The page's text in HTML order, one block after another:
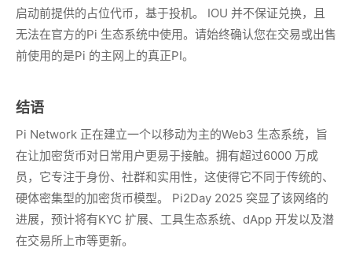
启动前提供的占位代币，基于投机。 IOU 并不保证兑换，且
无法在官方的Pi 生态系统中使用。请始终确认您在交易或出售
前使用的是Pi 的主网上的真正PI。
结语
Pi Network 正在建立一个以移动为主的Web3 生态系统，旨
在让加密货币对日常用户更易于接触。拥有超过6000 万成
员，它专注于身份、社群和实用性，这使得它不同于传统的、
硬体密集型的加密货币模型。 Pi2Day 2025 突显了该网络的
进展，预计将有KYC 扩展、工具生态系统、dApp 开发以及潜
在交易所上市等更新。